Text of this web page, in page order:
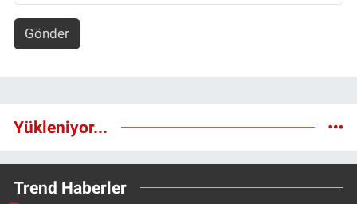
Gönder
Yükleniyor...
Trend Haberler